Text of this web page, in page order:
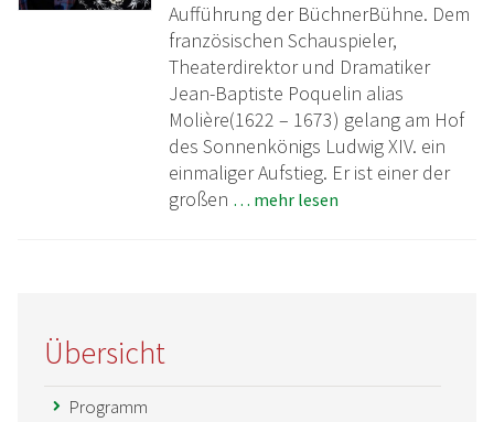
Aufführung der BüchnerBühne. Dem
französischen Schauspieler,
Theaterdirektor und Dramatiker
Jean-Baptiste Poquelin alias
Molière(1622 – 1673) gelang am Hof
des Sonnenkönigs Ludwig XIV. ein
einmaliger Aufstieg. Er ist einer der
großen … mehr lesen
Übersicht
Programm